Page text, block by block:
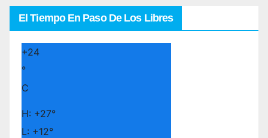
El Tiempo En Paso De Los Libres
+24
°
C
H: +27°
L: +12°